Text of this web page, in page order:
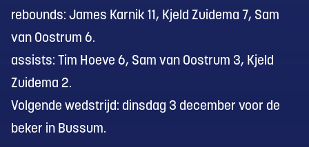
rebounds: James Karnik 11, Kjeld Zuidema 7, Sam
van Oostrum 6.
assists: Tim Hoeve 6, Sam van Oostrum 3, Kjeld
Zuidema 2.
Volgende wedstrijd: dinsdag 3 december voor de
beker in Bussum.